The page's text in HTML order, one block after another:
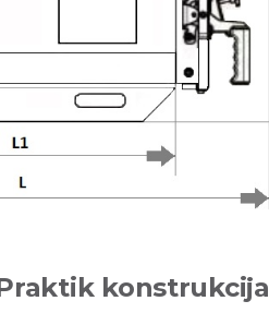
konstrukcija